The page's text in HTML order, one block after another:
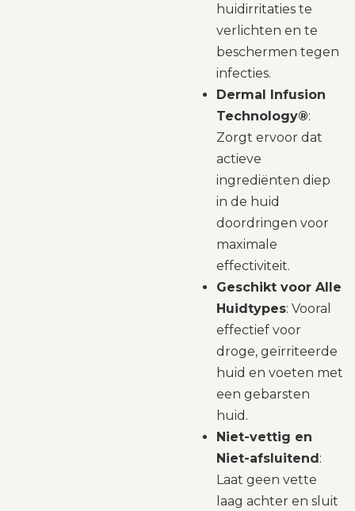
huidirritaties te
verlichten en te
beschermen tegen
infecties.
Dermal Infusion
Technology®:
Zorgt ervoor dat
actieve
ingrediënten diep
in de huid
doordringen voor
maximale
effectiviteit.
Geschikt voor Alle
Huidtypes: Vooral
effectief voor
droge, geïrriteerde
huid en voeten met
een gebarsten
huid.
Niet-vettig en
Niet-afsluitend:
Laat geen vette
laag achter en sluit